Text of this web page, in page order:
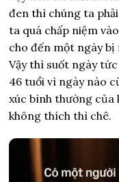
đen thì chúng ta
ta quá chấp niệm
cho đến một ngày bị
Vậy thì suốt ngày
46 tuổi vì ngày nào
xúc bình thường của
không thích thì chê.